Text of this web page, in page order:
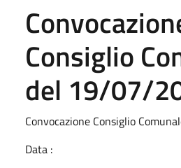
Consiglio
del 19/07/
Convocazione Consiglio
Data :